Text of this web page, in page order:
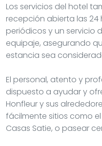
Los servicios del hotel
recepción abierta las 24
periódicos y un servicio
equipaje, asegurando
estancia sea
El personal, atento y
dispuesto a ayudar y
Honfleur y sus
fácilmente sitios como
Casas Satie, o pasear